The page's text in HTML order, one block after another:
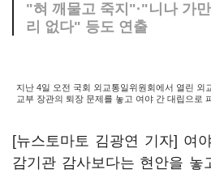
"혀 깨물고 죽지"·"니나 가
리 없다" 등도 연출
지난 4일 오전 국회 외교통일위원회에서 열린 외
교부 장관의 퇴장 문제를 놓고 여야 간 대립으로
[뉴스토마토 김광연 기자] 여
감기관 감사보다는 현안을 놓